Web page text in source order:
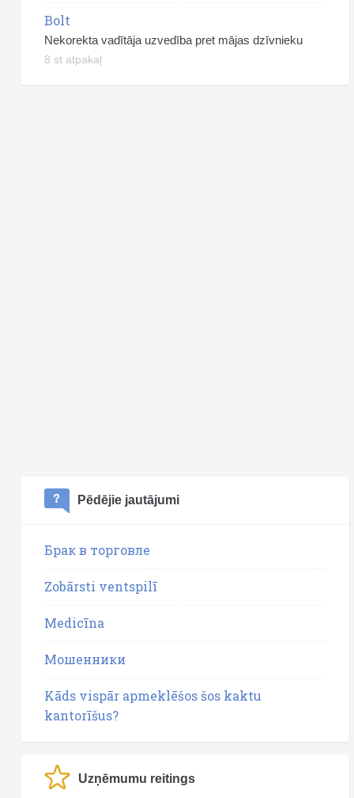
Bolt
Nekorekta vadītāja uzvedība pret mājas dzīvnieku
8 st atpakaļ
Pēdējie jautājumi
Брак в торговле
Zobārsti ventspilī
Medicīna
Мошенники
Kāds vispār apmeklēšos šos kaktu
kantorīšus?
Uzņēmumu reitings